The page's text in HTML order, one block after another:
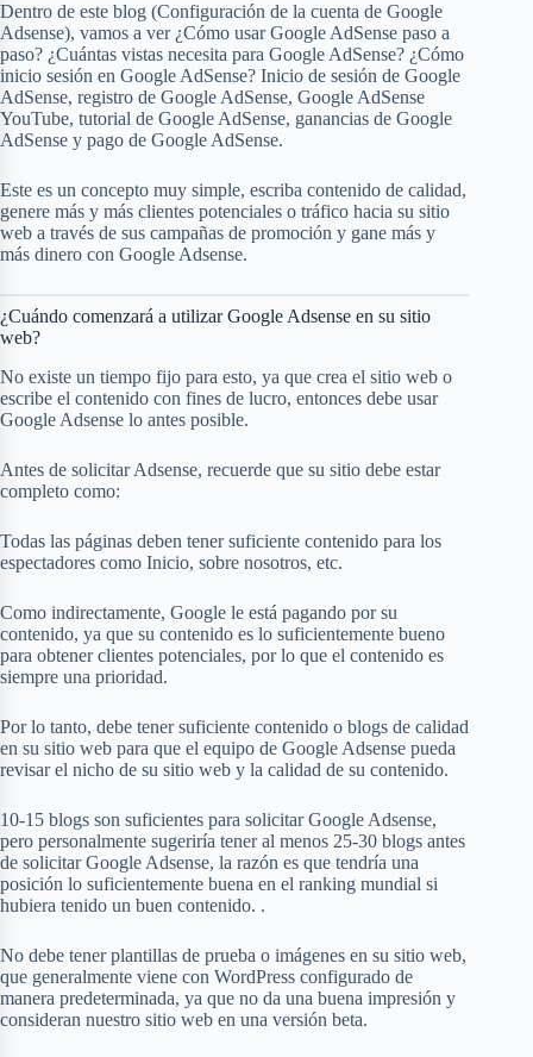
Dentro de este blog (Configuración de la cuenta de Google
Adsense), vamos a ver ¿Cómo usar Google AdSense paso a
paso? ¿Cuántas vistas necesita para Google AdSense? ¿Cómo
inicio sesión en Google AdSense? Inicio de sesión de Google
AdSense, registro de Google AdSense, Google AdSense
YouTube, tutorial de Google AdSense, ganancias de Google
AdSense y pago de Google AdSense.
Este es un concepto muy simple, escriba contenido de calidad,
genere más y más clientes potenciales o tráfico hacia su sitio
web a través de sus campañas de promoción y gane más y
más dinero con Google Adsense.
¿Cuándo comenzará a utilizar Google Adsense en su sitio
web?
No existe un tiempo fijo para esto, ya que crea el sitio web o
escribe el contenido con fines de lucro, entonces debe usar
Google Adsense lo antes posible.
Antes de solicitar Adsense, recuerde que su sitio debe estar
completo como:
Todas las páginas deben tener suficiente contenido para los
espectadores como Inicio, sobre nosotros, etc.
Como indirectamente, Google le está pagando por su
contenido, ya que su contenido es lo suficientemente bueno
para obtener clientes potenciales, por lo que el contenido es
siempre una prioridad.
Por lo tanto, debe tener suficiente contenido o blogs de calidad
en su sitio web para que el equipo de Google Adsense pueda
revisar el nicho de su sitio web y la calidad de su contenido.
10-15 blogs son suficientes para solicitar Google Adsense,
pero personalmente sugeriría tener al menos 25-30 blogs antes
de solicitar Google Adsense, la razón es que tendría una
posición lo suficientemente buena en el ranking mundial si
hubiera tenido un buen contenido. .
No debe tener plantillas de prueba o imágenes en su sitio web,
que generalmente viene con WordPress configurado de
manera predeterminada, ya que no da una buena impresión y
consideran nuestro sitio web en una versión beta.